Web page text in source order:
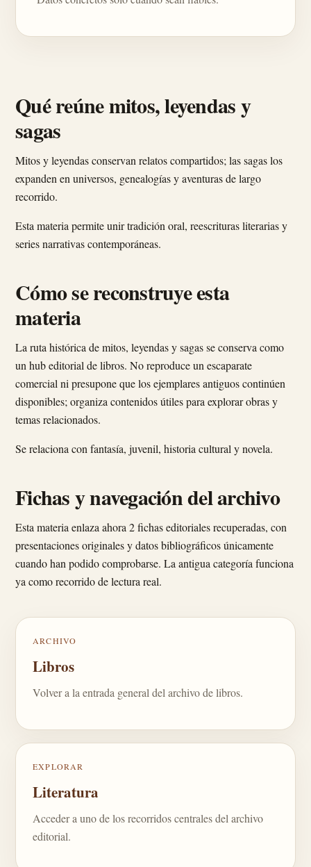
Qué reúne mitos, leyendas y
sagas
Mitos y leyendas conservan relatos compartidos; las sagas los
expanden en universos, genealogías y aventuras de largo
recorrido.
Esta materia permite unir tradición oral, reescrituras literarias y
series narrativas contemporáneas.
Cómo se reconstruye esta
materia
La ruta histórica de mitos, leyendas y sagas se conserva como
un hub editorial de libros. No reproduce un escaparate
comercial ni presupone que los ejemplares antiguos continúen
disponibles; organiza contenidos útiles para explorar obras y
temas relacionados.
Se relaciona con fantasía, juvenil, historia cultural y novela.
Fichas y navegación del archivo
Esta materia enlaza ahora 2 fichas editoriales recuperadas, con
presentaciones originales y datos bibliográficos únicamente
cuando han podido comprobarse. La antigua categoría funciona
ya como recorrido de lectura real.
ARCHIVO
Libros
Volver a la entrada general del archivo de libros.
EXPLORAR
Literatura
Acceder a uno de los recorridos centrales del archivo
editorial.